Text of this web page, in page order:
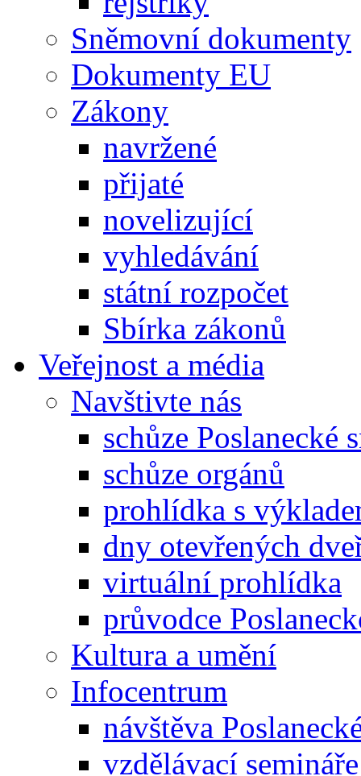
Sněmovní dokumenty
Dokumenty EU
Zákony
navržené
přijaté
novelizující
vyhledávání
státní rozpočet
Sbírka zákonů
Veřejnost a média
Navštivte nás
schůze Poslanecké
schůze orgánů
prohlídka s
dny otevřených
virtuální prohlídka
průvodce
Kultura a umění
Infocentrum
návštěva
vzdělávací semináře